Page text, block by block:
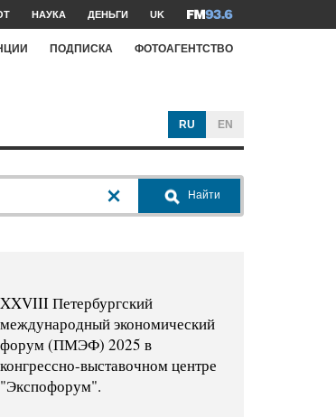
НАУКА ДЕНЬГИ UK
ПОДПИСКА ФОТОАГЕНТСТВО
RU EN
Найти
XXVIII Петербургский
международный экономический
форум (ПМЭФ) 2025 в
конгрессно-выставочном центре
"Экспофорум".